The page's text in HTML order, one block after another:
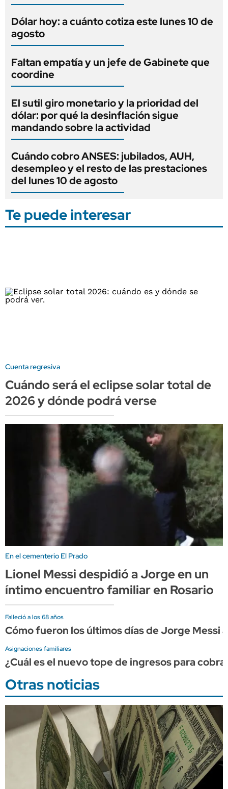
Dólar hoy: a cuánto cotiza este lunes 10 de
agosto
Faltan empatía y un jefe de Gabinete que
coordine
El sutil giro monetario y la prioridad del
dólar: por qué la desinflación sigue
mandando sobre la actividad
Cuándo cobro ANSES: jubilados, AUH,
desempleo y el resto de las prestaciones
del lunes 10 de agosto
Te puede interesar
Cuenta regresiva
Cuándo será el eclipse solar total de
2026 y dónde podrá verse
En el cementerio El Prado
Lionel Messi despidió a Jorge en un
íntimo encuentro familiar en Rosario
Falleció a los 68 años
Cómo fueron los últimos días de Jorge Messi
Asignaciones familiares
¿Cuál es el nuevo tope de ingresos para
Otras noticias